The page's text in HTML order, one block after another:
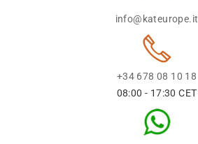
info@kateurope.it
+34 678 08 10 18
08:00 - 17:30 CET